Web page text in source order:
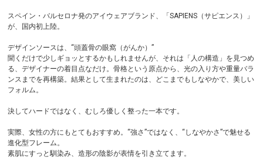
スペイン・バルセロナ発のアイウェアブランド、「SAPIENS（サピエンス）」
が、国内初上陸。
デザインソースは、“頭蓋骨の眼窩（がんか）”
聞くだけで少しギョッとするかもしれませんが、それは「人の構造」を見つめ
る、デザイナーの着目点なだけ。骨格という原点から、光の入り方や重量バラ
ンスまでを再構築。結果として生まれたのは、どこまでもしなやかで、美しい
フォルム。
決してハードではなく、むしろ優しく整った一本です。
実際、女性の方にもとてもおすすめ。“強さ”ではなく、“しなやかさ”で魅せる
進化型フレーム。
素肌にすっと馴染み、造形の陰影が表情を引き立てます。